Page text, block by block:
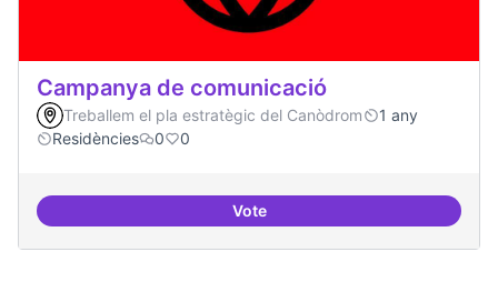
Campanya de comunicació
Treballem el pla estratègic del Canòdrom
1 any
Residències
0 0
VoteCampanya de comunicació